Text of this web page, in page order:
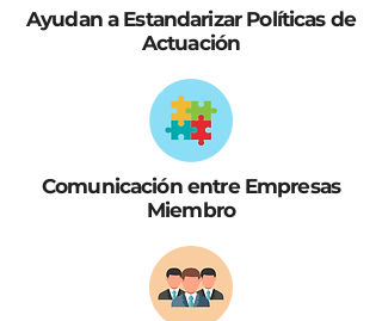
Ayudan a Estandarizar Políticas de
Actuación
Comunicación entre Empresas
Miembro